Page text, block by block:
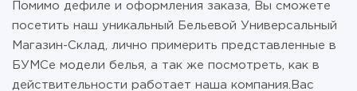
Помимо дефиле и оформления заказа, Вы сможете
посетить наш уникальный Бельевой Универсальный
Магазин-Склад, лично примерить представленные в
БУМСе модели белья, а так же посмотреть, как в
действительности работает наша компания.Вас